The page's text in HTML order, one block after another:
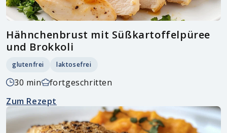
Hähnchenbrust mit Süßkartoffelpüree
und Brokkoli
glutenfrei laktosefrei
30 min
fortgeschritten
Zum Rezept